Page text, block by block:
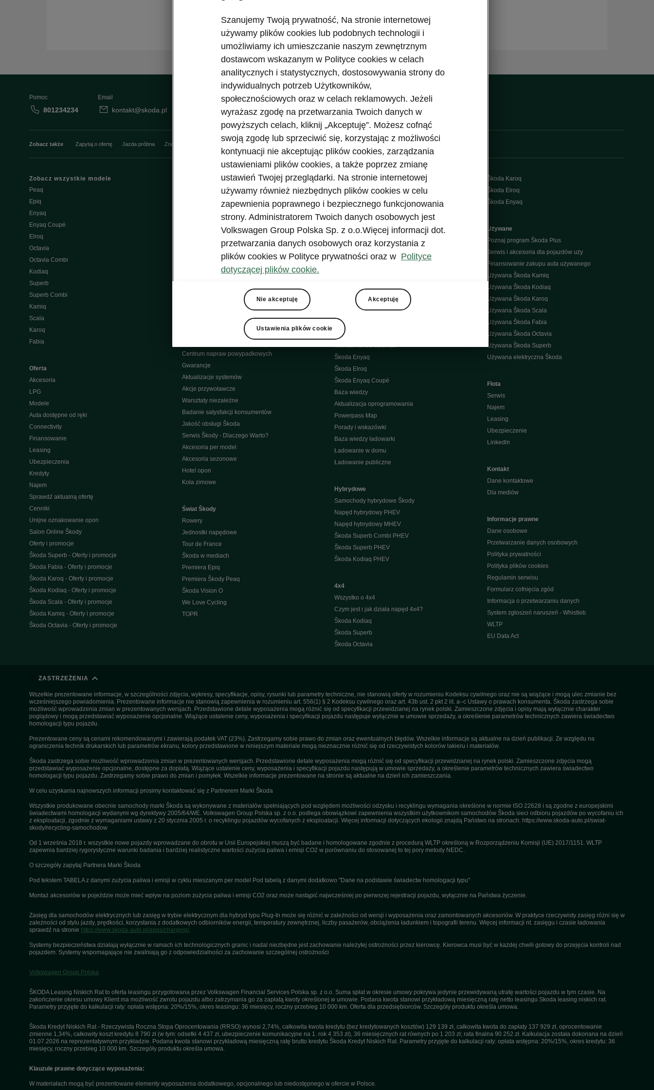
Pomoc
801234234
Email
kontakt@skoda.pl Dane kontaktowe
Zobacz także Zapytaj o ofertę Jazda próbna Znajdź salon Newsletter
Zobacz wszystkie modele
Peaq
Epiq
Enyaq
Enyaq Coupé
Elroq
Octavia
Octavia Combi
Kodiaq
Superb
Superb Combi
Kamiq
Scala
Karoq
Fabia
Oferta
Akcesoria
LPG
Modele
Auta dostępne od ręki
Connectivity
Finansowanie
Leasing
Ubezpieczenia
Kredyty
Najem
Sprawdź aktualną ofertę
Cenniki
Unijne oznakowanie opon
Salon Online Škody
Oferty i promocje
Škoda Superb - Oferty i promocje
Škoda Fabia - Oferty i promocje
Škoda Karoq - Oferty i promocje
Škoda Kodiaq - Oferty i promocje
Škoda Scala - Oferty i promocje
Škoda Kamiq - Oferty i promocje
Škoda Octavia - Oferty i promocje
W trosce o Škodę - porady
Škoda Connect
Ładowanie publiczne
Wypad wakacyjny
Aplikacja MyŠkoda
Pakiety serwisowe
Program rabatowy 4Service
Ochrona pogwarancyjna
Centrum napraw powypadkowych
Gwarancje
Aktualizacje systemów
Akcje przywoławcze
Warsztaty niezależne
Badanie satysfakcji konsumentów
Jakość obsługi Škoda
Serwis Škody - Dlaczego Warto?
Akcesoria per model
Akcesoria sezonowe
Hotel opon
Koła zimowe
Świat Škody
Rowery
Jednostki napędowe
Tour de France
Škoda w mediach
Premiera Epiq
Premiera Škody Peaq
Škoda Vision O
We Love Cycling
TOPR
Facebook
Instagram
YouTube
YouTube shorts
Aplikacja MyŠkoda
Środowisko
Samochody Elektryczne Škody
Nowości w elektrycznych modelach Šk
Akumulator i bezpieczeństwo
Elektrominuta
Dopłata do zakupu aut elektrycznych
Manual kontra automat
Škoda Enyaq
Škoda Elroq
Škoda Enyaq Coupé
Baza wiedzy
Aktualizacja oprogramowania
Powerpass Map
Porady i wskazówki
Baza wiedzy ładowarki
Ładowanie w domu
Ładowanie publiczne
Hybrydowe
Samochody hybrydowe Škody
Napęd hybrydowy PHEV
Napęd hybrydowy MHEV
Škoda Superb Combi PHEV
Škoda Superb PHEV
Škoda Kodiaq PHEV
4x4
Wszystko o 4x4
Czym jest i jak działa napęd 4x4?
Škoda Kodiaq
Škoda Superb
Škoda Octavia
Škoda Karoq
Škoda Elroq
Škoda Enyaq
Używane
Poznaj program Škoda Plus
Serwis i akcesoria dla pojazdów uży
Finansowanie zakupu auta używanego
Używana Škoda Kamiq
Używana Škoda Kodiaq
Używana Škoda Karoq
Używana Škoda Scala
Używana Škoda Fabia
Używana Škoda Octavia
Używana Škoda Superb
Używana elektryczna Škoda
Flota
Serwis
Najem
Leasing
Ubezpieczenie
Linkedln
Kontakt
Dane kontaktowe
Dla mediów
Informacje prawne
Dane osobowe
Przetwarzanie danych osobowych
Polityka prywatności
Polityka plików cookies
Regulamin serwisu
Formularz cofnięcia zgód
Informacja o przetwarzaniu danych
System zgłoszeń naruszeń - Whistleb
WLTP
EU Data Act
ZASTRZEŻENIA
Wszelkie prezentowane informacje, w szczególności zdjęcia, wykresy, specyfikacje, opisy, rysunki lub parametry techniczne, nie stanowią oferty w rozumieniu Kodeksu cywilnego oraz nie są wiążące i mogą ulec zmianie bez
wcześniejszego powiadomienia. Prezentowane informacje nie stanowią zapewnienia w rozumieniu art. 556(1) § 2 Kodeksu cywilnego oraz art. 43b ust. 2 pkt 2 lit. a–c Ustawy o prawach konsumenta. Škoda zastrzega sobie
możliwość wprowadzenia zmian w prezentowanych wersjach. Przedstawione detale wyposażenia mogą różnić się od specyfikacji przewidzianej na rynek polski. Zamieszczone zdjęcia i opisy mają wyłącznie charakter
poglądowy i mogą przedstawiać wyposażenie opcjonalne. Wiążące ustalenie ceny, wyposażenia i specyfikacji pojazdu następuje wyłącznie w umowie sprzedaży, a określenie parametrów technicznych zawiera świadectwo
homologacji typu pojazdu.
Prezentowane ceny są cenami rekomendowanymi i zawierają podatek VAT (23%). Zastrzegamy sobie prawo do zmian oraz ewentualnych błędów. Wszelkie informacje są aktualne na dzień publikacji. Ze względu na
ograniczenia technik drukarskich lub parametrów ekranu, kolory przedstawione w niniejszym materiale mogą nieznacznie różnić się od rzeczywistych kolorów lakieru i materiałów.
Škoda zastrzega sobie możliwość wprowadzenia zmian w prezentowanych wersjach. Przedstawione detale wyposażenia mogą różnić się od specyfikacji przewidzianej na rynek polski. Zamieszczone zdjęcia mogą
przedstawiać wyposażenie opcjonalne, dostępne za dopłatą. Wiążące ustalenie ceny, wyposażenia i specyfikacji pojazdu następują w umowie sprzedaży, a określenie parametrów technicznych zawiera świadectwo
homologacji typu pojazdu. Zastrzegamy sobie prawo do zmian i pomyłek. Wszelkie informacje prezentowane na stronie są aktualne na dzień ich zamieszczania.
W celu uzyskania najnowszych informacji prosimy kontaktować się z Partnerem Marki Škoda
Wszystkie produkowane obecnie samochody marki Škoda są wykonywane z materiałów spełniających pod względem możliwości odzysku i recyklingu wymagania określone w normie ISO 22628 i są zgodne z europejskimi
świadectwami homologacji wydanymi wg dyrektywy 2005/64/WE. Volkswagen Group Polska sp. z o.o. podlega obowiązkowi zapewnienia wszystkim użytkownikom samochodów Škoda sieci odbioru pojazdów po wycofaniu ich
z eksploatacji, zgodnie z wymaganiami ustawy z 20 stycznia 2005 r. o recyklingu pojazdów wycofanych z eksploatacji. Więcej informacji dotyczących ekologii znajdą Państwo na stronach: https://www.skoda-auto.pl/swiat-
skody/recycling-samochodow
Od 1 września 2018 r. wszystkie nowe pojazdy wprowadzane do obrotu w Unii Europejskiej muszą być badane i homologowane zgodnie z procedurą WLTP określoną w Rozporządzeniu Komisji (UE) 2017/1151. WLTP
zapewnia bardziej rygorystyczne warunki badania i bardziej realistyczne wartości zużycia paliwa i emisji CO2 w porównaniu do stosowanej to tej pory metody NEDC.
O szczegóły zapytaj Partnera Marki Škoda
Pod tekstem TABELA z danymi zużycia paliwa i emisji w cyklu mieszanym per model Pod tabelą z danymi dodatkowo "Dane na podstawie świadectw homologacji typu"
Montaż akcesoriów w pojeździe może mieć wpływ na poziom zużycia paliwa i emisji CO2 oraz może nastąpić najwcześniej po pierwszej rejestracji pojazdu, wyłącznie na Państwa życzenie.
Zasięg dla samochodów elektrycznych lub zasięg w trybie elektrycznym dla hybryd typu Plug-In może się różnić w zależności od wersji i wyposażenia oraz zamontowanych akcesoriów. W praktyce rzeczywisty zasięg różni się w
zależności od stylu jazdy, prędkości, korzystania z dodatkowych odbiorników energii, temperatury zewnętrznej, liczby pasażerów, obciążenia ładunkiem i topografii terenu. Więcej informacji nt. zasięgu i czasie ładowania
sprawdź na stronie https://www.skoda-auto.pl/apps/charging/.
Systemy bezpieczeństwa działają wyłącznie w ramach ich technologicznych granic i nadal niezbędne jest zachowanie należytej ostrożności przez kierowcę. Kierowca musi być w każdej chwili gotowy do przejęcia kontroli nad
pojazdem. Systemy wspomagające nie zwalniają go z odpowiedzialności za zachowanie szczególnej ostrożności
Volkswagen Group Polska
ŠKODA Leasing Niskich Rat to oferta leasingu przygotowana przez Volkswagen Financial Services Polska sp. z o.o. Suma spłat w okresie umowy pokrywa jedynie przewidywaną utratę wartości pojazdu w tym czasie. Na
zakończenie okresu umowy Klient ma możliwość zwrotu pojazdu albo zatrzymania go za zapłatą kwoty określonej w umowie. Podana kwota stanowi przykładową miesięczną ratę netto leasingu Skoda leasing niskich rat.
Parametry przyjęte do kalkulacji raty: opłata wstępna: 20%/15%, okres leasingu: 36 miesięcy, roczny przebieg 10 000 km. Oferta dla przedsiębiorców. Szczegóły produktu określa umowa.
Škoda Kredyt Niskich Rat - Rzeczywista Roczna Stopa Oprocentowania (RRSO) wynosi 2,74%, całkowita kwota kredytu (bez kredytowanych kosztów) 129 139 zł, całkowita kwota do zapłaty 137 929 zł, oprocentowanie
zmienne 1,34%, całkowity koszt kredytu 8 790 zł (w tym: odsetki 4 437 zł, ubezpieczenie komunikacyjne na 1. rok 4 353 zł), 36 miesięcznych rat równych po 1 203 zł; rata finalna 90 252 zł. Kalkulacja została dokonana na dzień
01.07.2026 na reprezentatywnym przykładzie. Podana kwota stanowi przykładową miesięczną ratę brutto kredytu Škoda Kredyt Niskich Rat. Parametry przyjęte do kalkulacji raty: opłata wstępna: 20%/15%, okres kredytu: 36
miesięcy, roczny przebieg 10 000 km. Szczegóły produktu określa umowa.
Klauzule prawne dotyczące wyposażenia:
W materiałach mogą być prezentowane elementy wyposażenia dodatkowego, opcjonalnego lub niedostępnego w ofercie w Polsce.
Szanujemy Twoją prywatność, Na stronie internetowej
używamy plików cookies lub podobnych technologii i
umożliwiamy ich umieszczanie naszym zewnętrznym
dostawcom wskazanym w Polityce cookies w celach
analitycznych i statystycznych, dostosowywania strony do
indywidualnych potrzeb Użytkowników,
społecznościowych oraz w celach reklamowych. Jeżeli
wyrażasz zgodę na przetwarzania Twoich danych w
powyższych celach, kliknij „Akceptuję”. Możesz cofnąć
swoją zgodę lub sprzeciwić się, korzystając z możliwości
kontynuacji nie akceptując plików cookies, zarządzania
ustawieniami plików cookies, a także poprzez zmianę
ustawień Twojej przeglądarki. Na stronie internetowej
używamy również niezbędnych plików cookies w celu
zapewnienia poprawnego i bezpiecznego funkcjonowania
strony. Administratorem Twoich danych osobowych jest
Volkswagen Group Polska Sp. z o.o.Więcej informacji dot.
przetwarzania danych osobowych oraz korzystania z
plików cookies w Polityce prywatności oraz w Polityce
dotyczącej plików cookie.
Nie akceptuję Akceptuję
Ustawienia plików cookie